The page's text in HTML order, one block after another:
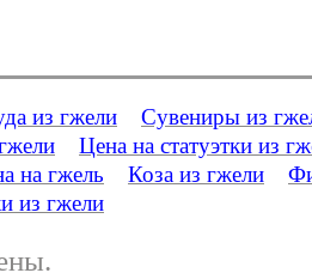
из гжели
Сувениры из
Цена на статуэтки из
на гжель Коза из гжели
из гжели